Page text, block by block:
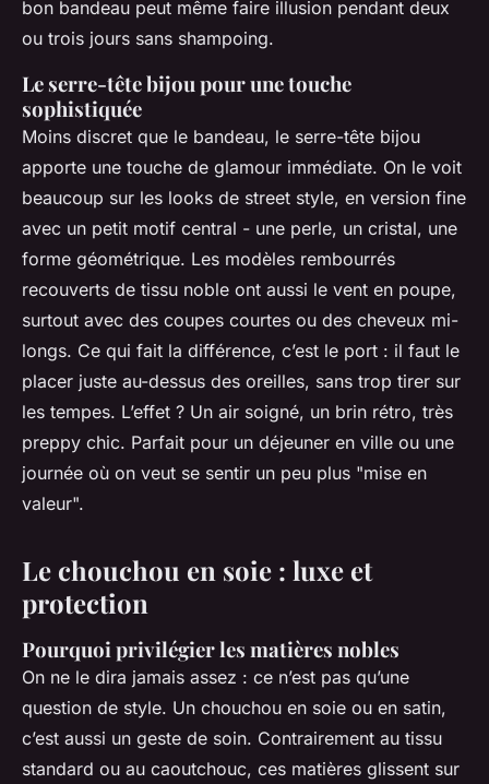
bon bandeau peut même faire illusion pendant deux
ou trois jours sans shampoing.
Le serre-tête bijou pour une touche
sophistiquée
Moins discret que le bandeau, le serre-tête bijou
apporte une touche de glamour immédiate. On le voit
beaucoup sur les looks de street style, en version fine
avec un petit motif central - une perle, un cristal, une
forme géométrique. Les modèles rembourrés
recouverts de tissu noble ont aussi le vent en poupe,
surtout avec des coupes courtes ou des cheveux mi-
longs. Ce qui fait la différence, c’est le port : il faut le
placer juste au-dessus des oreilles, sans trop tirer sur
les tempes. L’effet ? Un air soigné, un brin rétro, très
preppy chic. Parfait pour un déjeuner en ville ou une
journée où on veut se sentir un peu plus "mise en
valeur".
Le chouchou en soie : luxe et
protection
Pourquoi privilégier les matières nobles
On ne le dira jamais assez : ce n’est pas qu’une
question de style. Un chouchou en soie ou en satin,
c’est aussi un geste de soin. Contrairement au tissu
standard ou au caoutchouc, ces matières glissent sur